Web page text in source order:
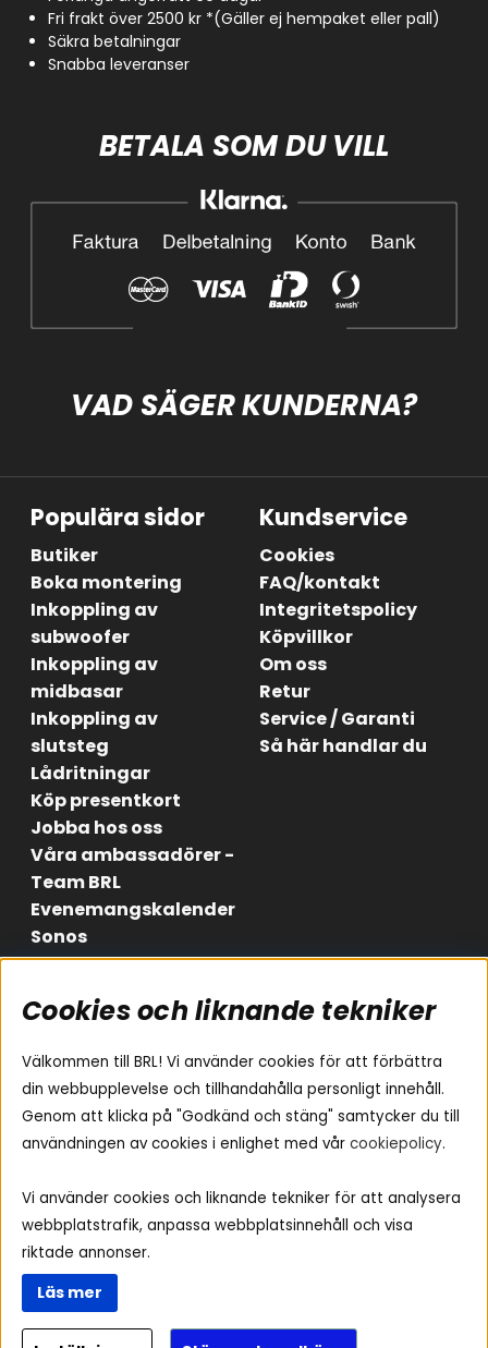
Fri frakt över 2500 kr *(Gäller ej hempaket eller pall)
Säkra betalningar
Snabba leveranser
BETALA SOM DU VILL
VAD SÄGER KUNDERNA?
Populära sidor
Butiker
Boka montering
Inkoppling av
subwoofer
Inkoppling av
midbasar
Inkoppling av
slutsteg
Lådritningar
Köp presentkort
Jobba hos oss
Våra ambassadörer -
Team BRL
Evenemangskalender
Sonos
Kundservice
Cookies
FAQ/kontakt
Integritetspolicy
Köpvillkor
Om oss
Retur
Service / Garanti
Så här handlar du
Områden
Billjud
Hemmaljud
Medarbetare
Vad passar i min bil
Yamaha Musiccast
Ljud till A-traktorn
Ljud till båten
Ljud till lastbil
Ljus till A-traktorn
Visselblåsning
Följ oss
Instagram
Facebook
Youtube
Cookies och liknande tekniker
Välkommen till BRL! Vi använder cookies för att förbättra
din webbupplevelse och tillhandahålla personligt innehåll.
Genom att klicka på "Godkänd och stäng" samtycker du till
användningen av cookies i enlighet med vår cookiepolicy.
Vi använder cookies och liknande tekniker för att analysera
webbplatstrafik, anpassa webbplatsinnehåll och visa
riktade annonser.
Läs mer